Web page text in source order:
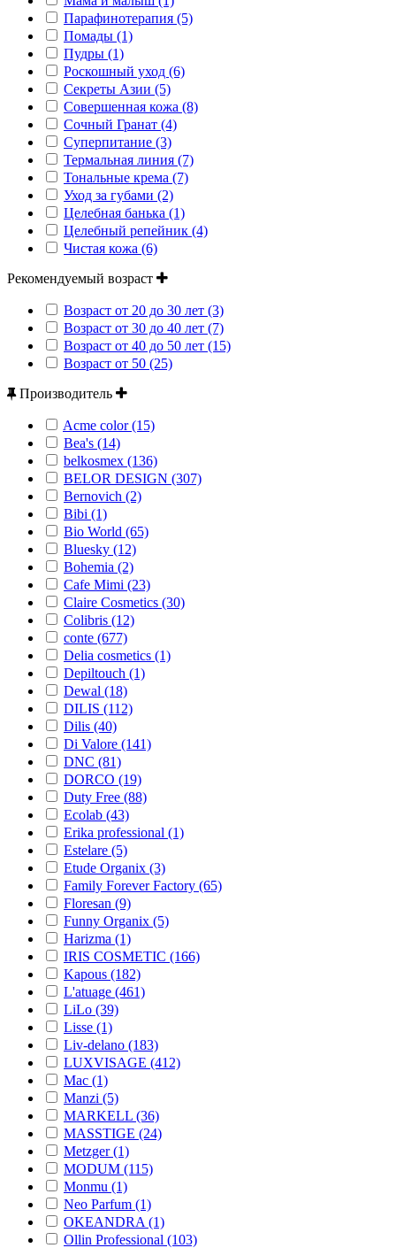
Парафинотерапия (5)
Помады (1)
Пудры (1)
Роскошный уход (6)
Секреты Азии (5)
Совершенная кожа (8)
Сочный Гранат (4)
Суперпитание (3)
Термальная линия (7)
Тональные крема (7)
Уход за губами (2)
Целебная банька (1)
Целебный репейник (4)
Чистая кожа (6)
Рекомендуемый возраст
Возраст от 20 до 30 лет (3)
Возраст от 30 до 40 лет (7)
Возраст от 40 до 50 лет (15)
Возраст от 50 (25)
Производитель
Acme color (15)
Bea's (14)
belkosmex (136)
BELOR DESIGN (307)
Bernovich (2)
Bibi (1)
Bio World (65)
Bluesky (12)
Bohemia (2)
Cafe Mimi (23)
Claire Cosmetics (30)
Colibris (12)
conte (677)
Delia cosmetics (1)
Depiltouch (1)
Dewal (18)
DILIS (112)
Dilis (40)
Di Valore (141)
DNC (81)
DORCO (19)
Duty Free (88)
Ecolab (43)
Erika professional (1)
Estelare (5)
Etude Organix (3)
Family Forever Factory (65)
Floresan (9)
Funny Organix (5)
Harizma (1)
IRIS COSMETIC (166)
Kapous (182)
L'atuage (461)
LiLo (39)
Lisse (1)
Liv-delano (183)
LUXVISAGE (412)
Mac (1)
Manzi (5)
MARKELL (36)
MASSTIGE (24)
Metzger (1)
MODUM (115)
Monmu (1)
Neo Parfum (1)
OKEANDRA (1)
Ollin Professional (103)